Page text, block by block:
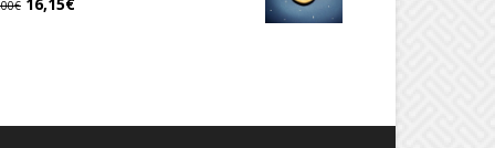
12,00€.
€